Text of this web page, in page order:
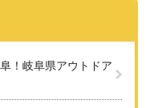
！岐阜県アウトドア